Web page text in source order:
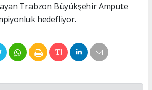
Trabzon Büyükşehir Ampute
hedefliyor.